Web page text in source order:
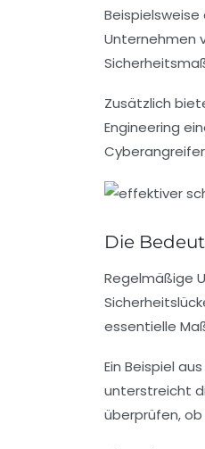
Unternehmen
Zusätzlich
Engineering
Die
Regelmäßige
essentielle
Ein Beispiel
unterstreicht
überprüfen,